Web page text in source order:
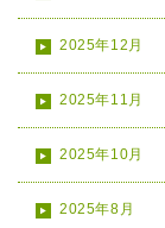
2025年12月
2025年11月
2025年10月
2025年8月